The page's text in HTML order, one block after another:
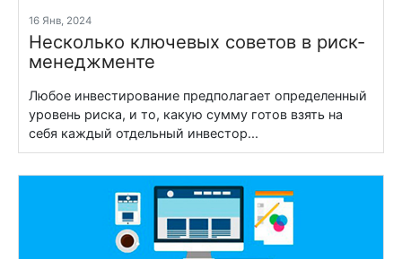
16 Янв, 2024
Несколько ключевых советов в риск-
менеджменте
Любое инвестирование предполагает определенный
уровень риска, и то, какую сумму готов взять на
себя каждый отдельный инвестор...